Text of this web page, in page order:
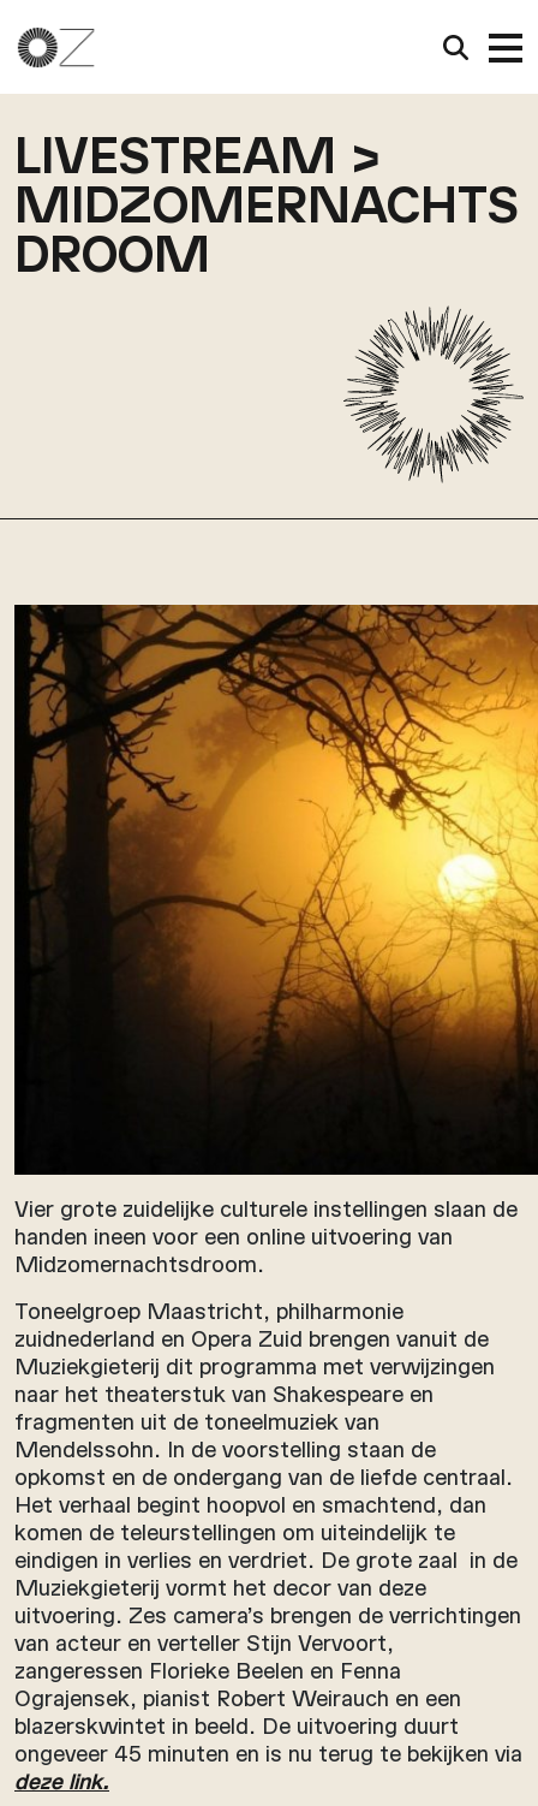
LIVESTREAM >
MIDZOMERNACHTS
DROOM
Vier grote zuidelijke culturele instellingen slaan de
handen ineen voor een online uitvoering van
Midzomernachtsdroom.
Toneelgroep Maastricht, philharmonie
zuidnederland en Opera Zuid brengen vanuit de
Muziekgieterij dit programma met verwijzingen
naar het theaterstuk van Shakespeare en
fragmenten uit de toneelmuziek van
Mendelssohn. In de voorstelling staan de
opkomst en de ondergang van de liefde centraal.
Het verhaal begint hoopvol en smachtend, dan
komen de teleurstellingen om uiteindelijk te
eindigen in verlies en verdriet. De grote zaal in de
Muziekgieterij vormt het decor van deze
uitvoering. Zes camera’s brengen de verrichtingen
van acteur en verteller Stijn Vervoort,
zangeressen Florieke Beelen en Fenna
Ograjensek, pianist Robert Weirauch en een
blazerskwintet in beeld. De uitvoering duurt
ongeveer 45 minuten en is nu terug te bekijken via
deze link.